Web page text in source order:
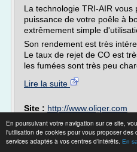
En poursuivant votre navigation sur ce site,
l'utilisation de cookies pour vous proposer des
services adaptés à vos centres d'intérêts. En
La technologie TRI-AIR vous
puissance de votre poêle à
extrêmement simple
Son rendement est très
Le taux de rejet de CO est
les fumées sont très peu
Lire la suite
Site : http://www.oliger.com
Thèmes liés :poele a bois
/poele a bois sans
poele a bois sans